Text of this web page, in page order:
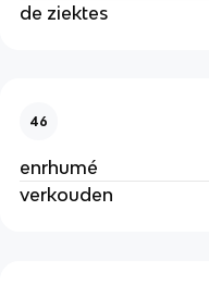
de ziektes
46
enrhumé
verkouden